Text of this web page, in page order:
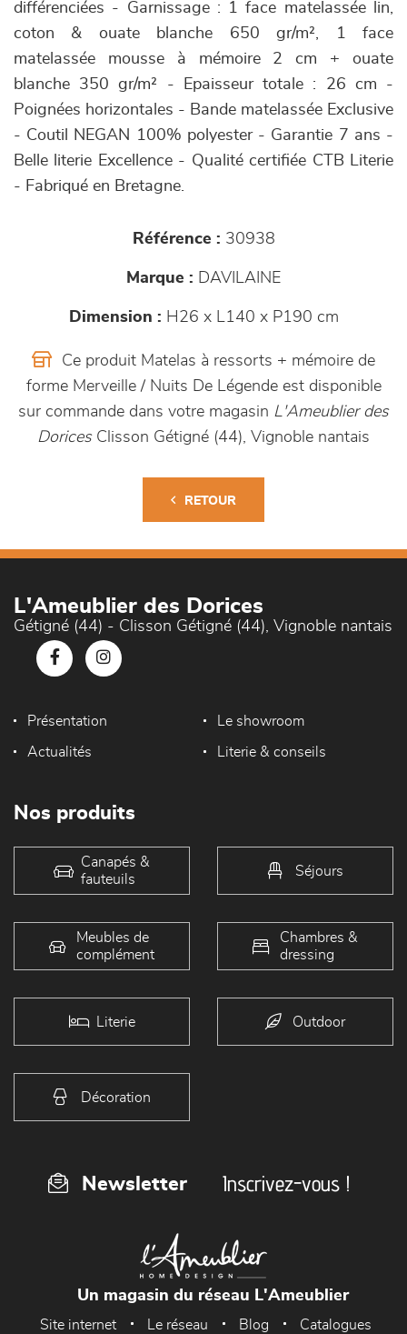
différenciées - Garnissage : 1 face matelassée lin,
coton & ouate blanche 650 gr/m², 1 face
matelassée mousse à mémoire 2 cm + ouate
blanche 350 gr/m² - Epaisseur totale : 26 cm -
Poignées horizontales - Bande matelassée Exclusive
- Coutil NEGAN 100% polyester - Garantie 7 ans -
Belle literie Excellence - Qualité certifiée CTB Literie
- Fabriqué en Bretagne.
Référence : 30938
Marque : DAVILAINE
Dimension : H26 x L140 x P190 cm
Ce produit Matelas à ressorts + mémoire de
forme Merveille / Nuits De Légende est disponible
sur commande dans votre magasin L'Ameublier des
DoricesClisson Gétigné (44), Vignoble nantais
RETOUR
L'Ameublier des Dorices
Gétigné (44) - Clisson Gétigné (44), Vignoble nantais
Présentation Le showroom
Actualités Literie & conseils
Nos produits
Canapés &
fauteuils
Séjours
Meubles de
complément
Chambres &
dressing
Literie Outdoor
Décoration
Newsletter Inscrivez-vous !
Un magasin du réseau L'Ameublier
Site internet Le réseau Blog Catalogues